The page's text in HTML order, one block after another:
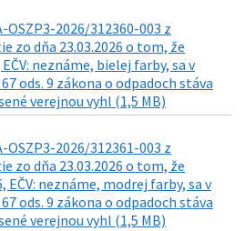
OSZP3-2026/312360-003 z
zo dňa 23.03.2026 o tom, že
neznáme, bielej farby, sa v
ods. 9 zákona o odpadoch stáva
verejnou vyhl (1,5 MB)
OSZP3-2026/312361-003 z
zo dňa 23.03.2026 o tom, že
neznáme, modrej farby, sa v
ods. 9 zákona o odpadoch stáva
verejnou vyhl (1,5 MB)